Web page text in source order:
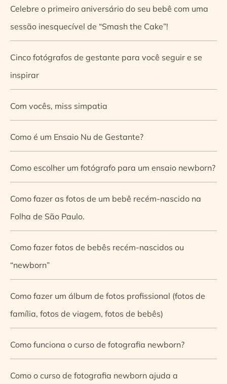
Celebre o primeiro aniversário do seu bebê com uma
sessão inesquecível de “Smash the Cake”!
Cinco fotógrafos de gestante para você seguir e se
inspirar
Com vocês, miss simpatia
Como é um Ensaio Nu de Gestante?
Como escolher um fotógrafo para um ensaio newborn?
Como fazer as fotos de um bebê recém-nascido na
Folha de São Paulo.
Como fazer fotos de bebês recém-nascidos ou
“newborn”
Como fazer um álbum de fotos profissional (fotos de
família, fotos de viagem, fotos de bebês)
Como funciona o curso de fotografia newborn?
Como o curso de fotografia newborn ajuda a